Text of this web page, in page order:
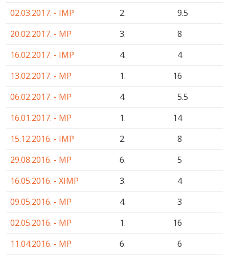
02.03.2017. - IMP
2. 9.5
20.02.2017. - MP
3.
8
16.02.2017. - IMP
4.
4
13.02.2017. - MP
1.
16
06.02.2017. - MP
4. 5.5
16.01.2017. - MP
1.
14
15.12.2016. - IMP
2.
8
29.08.2016. - MP
6.
5
16.05.2016. - XIMP
3.
4
09.05.2016. - MP
4.
3
02.05.2016. - MP
1.
16
11.04.2016. - MP
6.
6